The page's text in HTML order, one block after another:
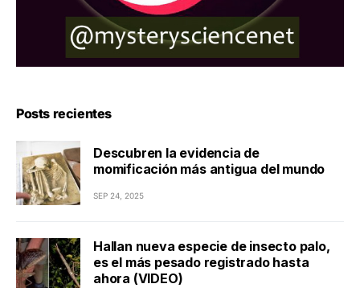
Posts recientes
Descubren la evidencia de
momificación más antigua del mundo
SEP 24, 2025
Hallan nueva especie de insecto palo,
es el más pesado registrado hasta
ahora (VIDEO)